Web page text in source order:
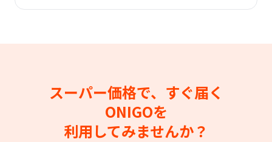
スーパー価格で、すぐ届く
ONIGOを
利用してみませんか？